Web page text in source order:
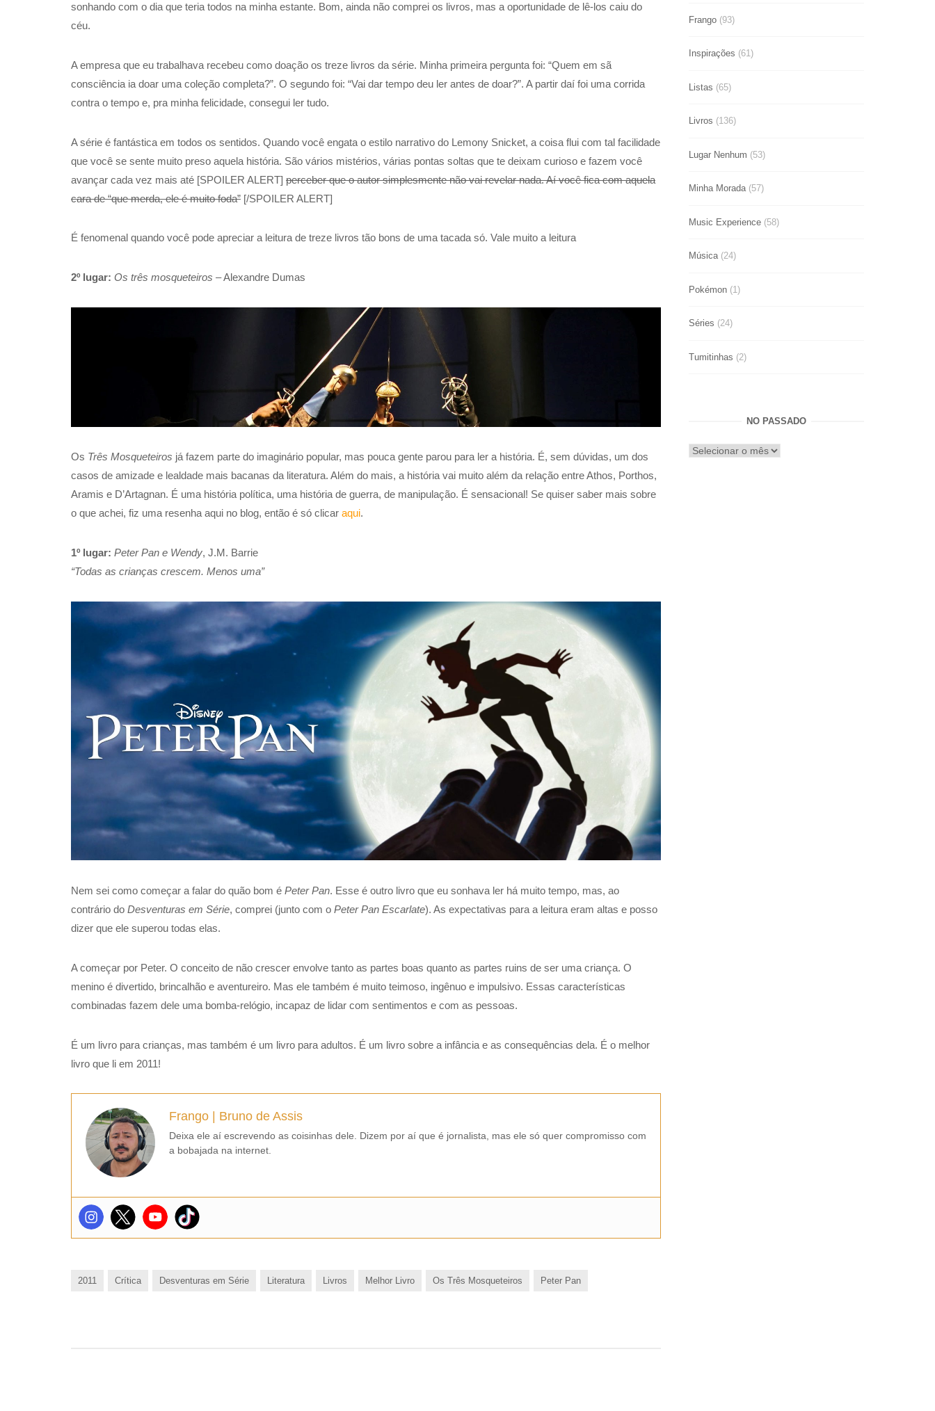
sonhando com o dia que teria todos na minha estante. Bom, ainda não comprei os livros, mas a oportunidade de lê-los caiu do
céu.
A empresa que eu trabalhava recebeu como doação os treze livros da série. Minha primeira pergunta foi: “Quem em sã
consciência ia doar uma coleção completa?”. O segundo foi: “Vai dar tempo deu ler antes de doar?”. A partir daí foi uma corrida
contra o tempo e, pra minha felicidade, consegui ler tudo.
A série é fantástica em todos os sentidos. Quando você engata o estilo narrativo do Lemony Snicket, a coisa flui com tal facilidade
que você se sente muito preso aquela história. São vários mistérios, várias pontas soltas que te deixam curioso e fazem você
avançar cada vez mais até [SPOILER ALERT] perceber que o autor simplesmente não vai revelar nada. Aí você fica com aquela
cara de “que merda, ele é muito foda” [/SPOILER ALERT]
É fenomenal quando você pode apreciar a leitura de treze livros tão bons de uma tacada só. Vale muito a leitura
2º lugar: Os três mosqueteiros – Alexandre Dumas
Os Três Mosqueteiros já fazem parte do imaginário popular, mas pouca gente parou para ler a história. É, sem dúvidas, um dos
casos de amizade e lealdade mais bacanas da literatura. Além do mais, a história vai muito além da relação entre Athos, Porthos,
Aramis e D’Artagnan. É uma história política, uma história de guerra, de manipulação. É sensacional! Se quiser saber mais sobre
o que achei, fiz uma resenha aqui no blog, então é só clicar aqui.
1º lugar: Peter Pan e Wendy, J.M. Barrie
“Todas as crianças crescem. Menos uma”
Nem sei como começar a falar do quão bom é Peter Pan. Esse é outro livro que eu sonhava ler há muito tempo, mas, ao
contrário do Desventuras em Série, comprei (junto com o Peter Pan Escarlate). As expectativas para a leitura eram altas e posso
dizer que ele superou todas elas.
A começar por Peter. O conceito de não crescer envolve tanto as partes boas quanto as partes ruins de ser uma criança. O
menino é divertido, brincalhão e aventureiro. Mas ele também é muito teimoso, ingênuo e impulsivo. Essas características
combinadas fazem dele uma bomba-relógio, incapaz de lidar com sentimentos e com as pessoas.
É um livro para crianças, mas também é um livro para adultos. É um livro sobre a infância e as consequências dela. É o melhor
livro que li em 2011!
Frango | Bruno de Assis
Deixa ele aí escrevendo as coisinhas dele. Dizem por aí que é jornalista, mas ele só quer compromisso com
a bobajada na internet.
2011 Crítica Desventuras em Série Literatura Livros Melhor Livro Os Três Mosqueteiros Peter Pan
Frango (93)
Inspirações (61)
Listas (65)
Livros (136)
Lugar Nenhum (53)
Minha Morada(57)
Music Experience (58)
Música(24)
Pokémon (1)
Séries (24)
Tumitinhas (2)
NO PASSADO
No